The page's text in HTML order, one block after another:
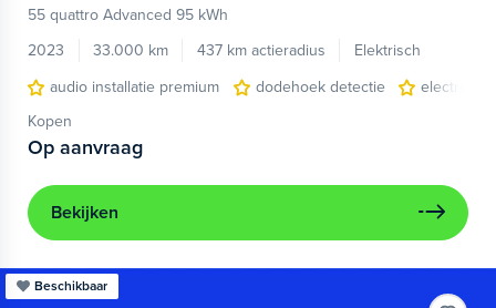
55 quattro Advanced 95 kWh
2023
33.000 km 437 km actieradius
Elektrisch
audio installatie premium
dodehoek detectie
electronic
Kopen
Op aanvraag
Bekijken
Beschikbaar